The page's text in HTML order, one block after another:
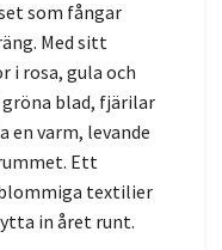
som fångar
Med sitt
i rosa, gula och
blad, fjärilar
en varm, levande
Ett
textilier
in året runt.